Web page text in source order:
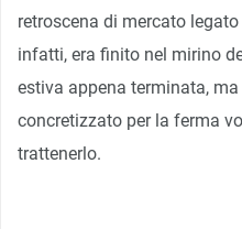
retroscena di mercato legato
infatti, era finito nel mirino
estiva appena terminata,
concretizzato per la ferma
trattenerlo.